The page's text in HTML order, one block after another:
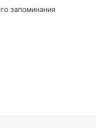
запоминания